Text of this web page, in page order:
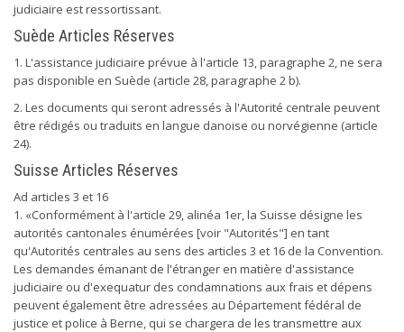
judiciaire est ressortissant.
Suède Articles Réserves
1. L'assistance judiciaire prévue à l'article 13, paragraphe 2, ne sera
pas disponible en Suède (article 28, paragraphe 2 b).
2. Les documents qui seront adressés à l'Autorité centrale peuvent
être rédigés ou traduits en langue danoise ou norvégienne (article
24).
Suisse Articles Réserves
Ad articles 3 et 16
1. «Conformément à l'article 29, alinéa 1er, la Suisse désigne les
autorités cantonales énumérées [voir "Autorités"] en tant
qu'Autorités centrales au sens des articles 3 et 16 de la Convention.
Les demandes émanant de l'étranger en matière d'assistance
judiciaire ou d'exequatur des condamnations aux frais et dépens
peuvent également être adressées au Département fédéral de
justice et police à Berne, qui se chargera de les transmettre aux